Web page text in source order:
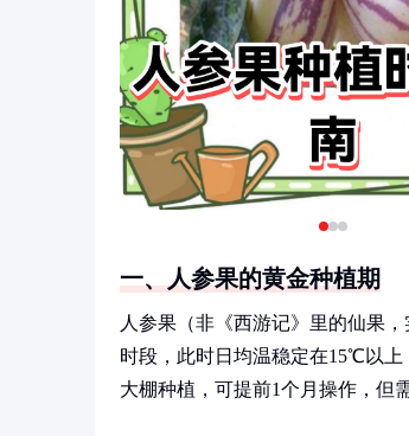
一、人参果的黄金种植期
人参果（非《西游记》里的仙果
时段，此时日均温稳定在15℃以上
大棚种植，可提前1个月操作，但